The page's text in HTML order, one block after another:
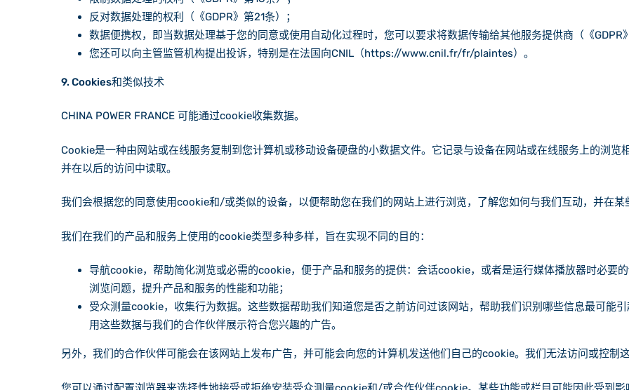
反对数据处理的权利（《GDPR》第21条）；
数据便携权，即当数据处理基于您的同意或使用自动化过程时，您可以要求将数据传输给其他服务提供商（《GDPR
您还可以向主管监管机构提出投诉，特别是在法国向CNIL（https://www.cnil.fr/fr/plaintes）。
9. Cookies和类似技术
CHINA POWER FRANCE 可能通过cookie收集数据。
Cookie是一种由网站或在线服务复制到您计算机或移动设备硬盘的小数据文件。它记录与设备在网站或在线服务上的浏览
并在以后的访问中读取。
我们会根据您的同意使用cookie和/或类似的设备，以便帮助您在我们的网站上进行浏览，了解您如何与我们互动，并在某
我们在我们的产品和服务上使用的cookie类型多种多样，旨在实现不同的目的：
导航cookie，帮助简化浏览或必需的cookie，便于产品和服务的提供：会话cookie，或者是运行媒体播放器时必要
浏览问题，提升产品和服务的性能和功能；
受众测量cookie，收集行为数据。这些数据帮助我们知道您是否之前访问过该网站，帮助我们识别哪些信息最可能
用这些数据与我们的合作伙伴展示符合您兴趣的广告。
另外，我们的合作伙伴可能会在该网站上发布广告，并可能会向您的计算机发送他们自己的cookie。我们无法访问或控制